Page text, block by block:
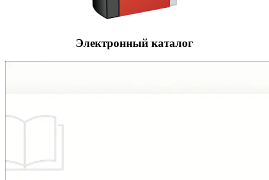
Электронный каталог